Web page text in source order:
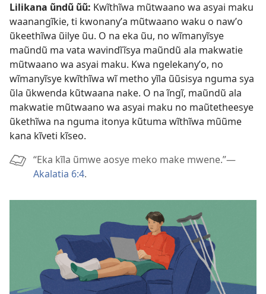
Lilikana ũndũ ũũ: Kwĩthĩwa mũtwaano wa asyai maku
waanangĩkie, ti kwonanyʼa mũtwaano waku o nawʼo
ũkeethĩwa ũilye ũu. O na eka ũu, no wĩmanyĩsye
maũndũ ma vata wavindĩĩsya maũndũ ala makwatie
mũtwaano wa asyai maku. Kwa ngelekanyʼo, no
wĩmanyĩsye kwĩthĩwa wĩ metho yĩla ũũsisya nguma sya
ũla ũkwenda kũtwaana nake. O na ĩngĩ, maũndũ ala
makwatie mũtwaano wa asyai maku no maũtetheesye
ũkethĩwa na nguma itonya kũtuma wĩthĩwa mũũme
kana kĩveti kĩseo.
“Eka kĩla ũmwe aosye meko make mwene.”—
Akalatia 6:4.